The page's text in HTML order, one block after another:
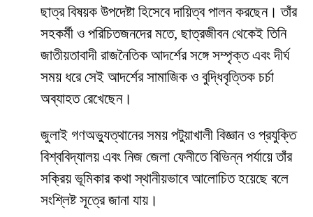
ছাত্র বিষয়ক উপদেষ্টা হিসেবে দায়িত্ব পালন করছেন। তাঁর
সহকর্মী ও পরিচিতজনদের মতে, ছাত্রজীবন থেকেই তিনি
জাতীয়তাবাদী রাজনৈতিক আদর্শের সঙ্গে সম্পৃক্ত এবং দীর্ঘ
সময় ধরে সেই আদর্শের সামাজিক ও বুদ্ধিবৃত্তিক চর্চা
অব্যাহত রেখেছেন।
জুলাই গণঅভ্যুত্থানের সময় পটুয়াখালী বিজ্ঞান ও প্রযুক্তি
বিশ্ববিদ্যালয় এবং নিজ জেলা ফেনীতে বিভিন্ন পর্যায়ে তাঁর
সক্রিয় ভূমিকার কথা স্থানীয়ভাবে আলোচিত হয়েছে বলে
সংশ্লিষ্ট সূত্রে জানা যায়।